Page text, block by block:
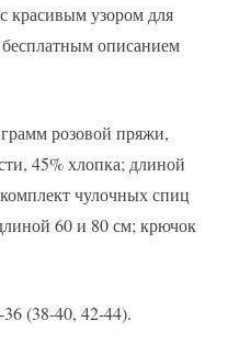
красивым узором для
описанием
розовой пряжи,
45% хлопка; длиной
чулочных спиц
60 и 80 см; крючок
36 (38-40, 42-44).